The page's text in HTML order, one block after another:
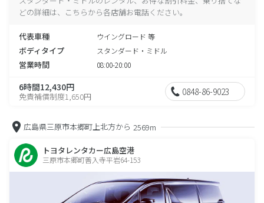
どの詳細は、こちらから各店舗お電話ください。
代表車種 ウイングロード 等
ボディタイプ スタンダード・ミドル
営業時間 08:00-20:00
6時間12,430円
免責補償制度1,650円 0848-86-9023
広島県三原市本郷町上北方から 2569m
トヨタレンタカー広島空港
三原市本郷町善入寺平岩64-153